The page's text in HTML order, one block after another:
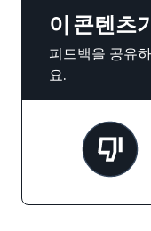
이 콘텐츠
피드백을 공유
요.